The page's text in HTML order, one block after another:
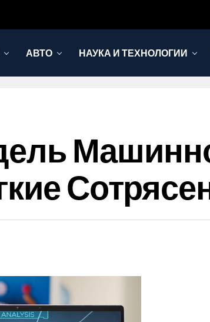
АВТО НАУКА И ТЕХНОЛОГИИ